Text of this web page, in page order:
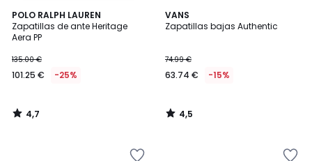
POLO RALPH LAUREN
Zapatillas de ante Heritage
Aera PP
135.00 €
101.25 € -25%
4,7
/ 5
4,7
/
VANS
Zapatillas bajas Authentic
74.99 €
63.74 € -15%
4,5
/ 5
4,5
/